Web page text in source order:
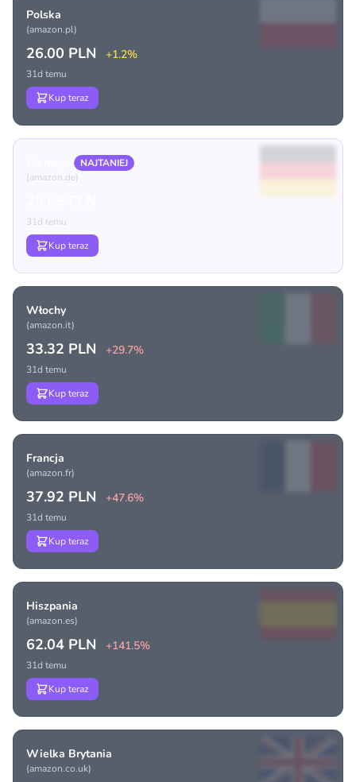
Polska
(amazon.pl)
26.00 PLN +1.2%
31d temu
Kup teraz
NAJTANIEJ
(amazon.de)
31d temu
Kup teraz
Włochy
(amazon.it)
33.32 PLN +29.7%
31d temu
Kup teraz
Francja
(amazon.fr)
37.92 PLN +47.6%
31d temu
Kup teraz
Hiszpania
(amazon.es)
62.04 PLN +141.5%
31d temu
Kup teraz
Wielka Brytania
(amazon.co.uk)